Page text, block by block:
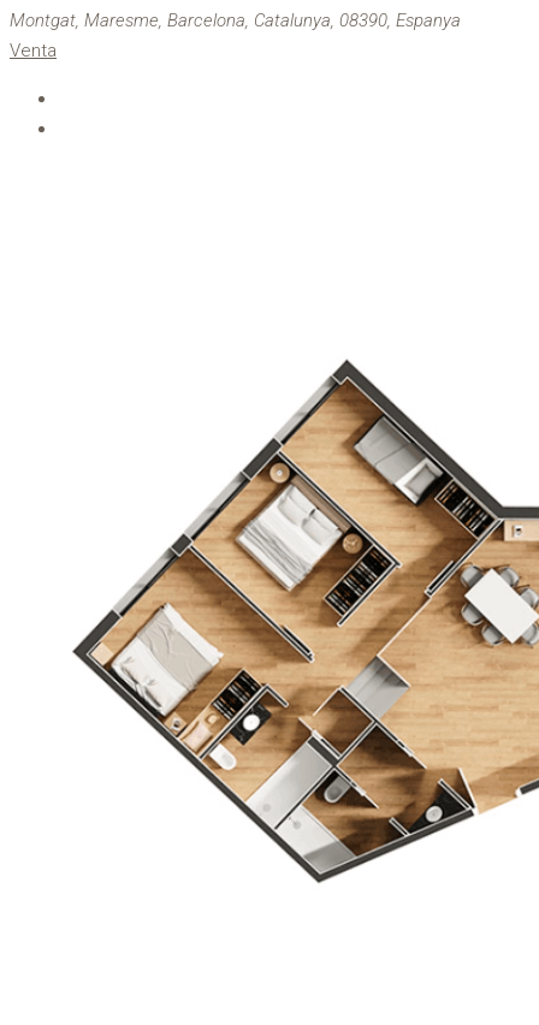
Montgat, Maresme, Barcelona, Catalunya, 08390, Espanya
Venta